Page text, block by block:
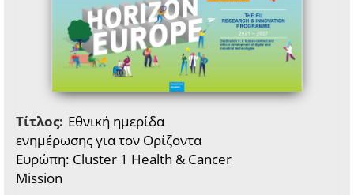
Τίτλος: Εθνική ημερίδα
ενημέρωσης για τον Ορίζοντα
Ευρώπη: Cluster 1 Health & Cancer
Mission